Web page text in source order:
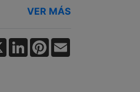
VER MÁS
X LinkedInPinterest